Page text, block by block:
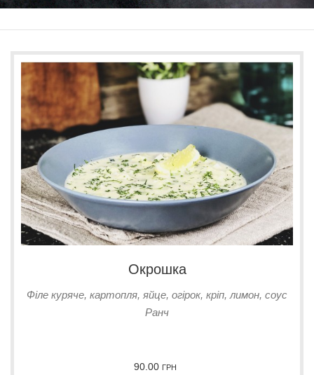
Окрошка
Філе куряче, картопля, яйце, огірок, кріп, лимон, соус
Ранч
90.00 ГРН